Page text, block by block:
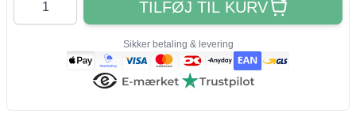
TILFØJ TIL KURV
Sikker betaling & levering